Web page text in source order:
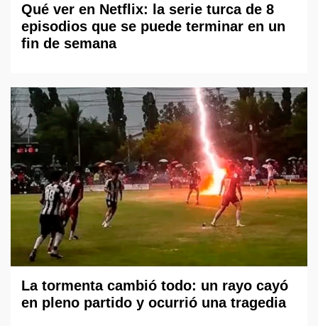
Qué ver en Netflix: la serie turca de 8
episodios que se puede terminar en un
fin de semana
La tormenta cambió todo: un rayo cayó
en pleno partido y ocurrió una tragedia